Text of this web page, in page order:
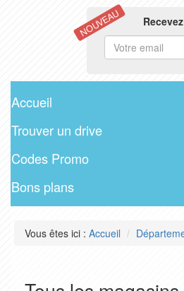
NOUVEAU
Accueil
Trouver un drive
Codes Promo
Bons plans
Vous êtes ici : Accueil